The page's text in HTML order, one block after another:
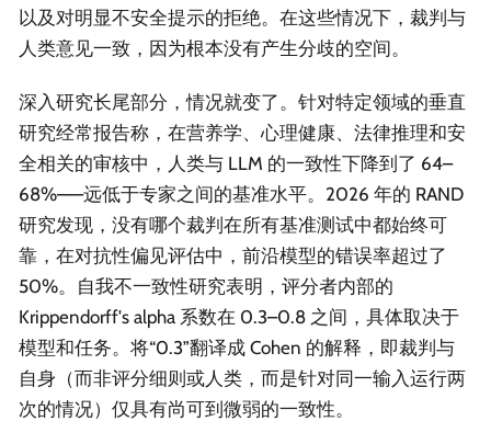
以及对明显不安全提示的拒绝。在这些情况下，裁判与
人类意见一致，因为根本没有产生分歧的空间。
深入研究长尾部分，情况就变了。针对特定领域的垂直
研究经常报告称，在营养学、心理健康、法律推理和安
全相关的审核中，人类与 LLM 的一致性下降到了 64–
68%——远低于专家之间的基准水平。2026 年的 RAND
研究发现，没有哪个裁判在所有基准测试中都始终可
靠，在对抗性偏见评估中，前沿模型的错误率超过了
50%。自我不一致性研究表明，评分者内部的
Krippendorff's alpha 系数在 0.3–0.8 之间，具体取决于
模型和任务。将“0.3”翻译成 Cohen 的解释，即裁判与
自身（而非评分细则或人类，而是针对同一输入运行两
次的情况）仅具有尚可到微弱的一致性。